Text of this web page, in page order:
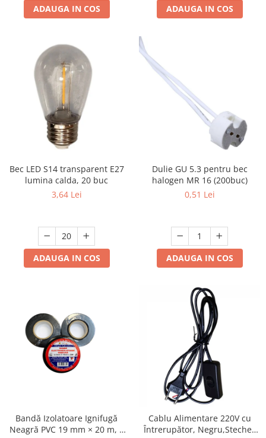
Bară alimentare nul
Cap prelungitor
electrice/Morsete/reglete
Copex
Cuple
Dulii/Dulie adaptor
Electrocasnice de mici dimensiuni
Mufe,Accesorii TV
Multimetru Digital
Prize
Starter/Droser
Ştechere/Stecher adaptor
Ţeavă PVC
Corpuri Led lineare
Tablou si sigurante electrice
ADAUGA IN COS ADAUGA IN COS
Bec LED S14 transparent E27
lumina calda, 20 buc
3,64 Lei
ADAUGA IN COS
Dulie GU 5.3 pentru bec
halogen MR 16 (200buc)
0,51 Lei
ADAUGA IN COS
Bandă Izolatoare Ignifugă
Neagră PVC 19 mm × 20 m, 7
Cablu Alimentare 220V cu
Întrerupător, Negru,Stecher